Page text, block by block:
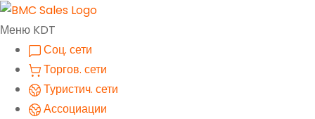
Меню KDT
Соц. сети
Торгов. сети
Туристич. сети
Ассоциации